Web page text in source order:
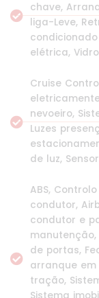
chave,
liga-Leve,
elétrica,
Cruise
nevoeiro,
Luzes
de luz,
ABS,
condutor,
condutor e
de portas,
arranque
tração,